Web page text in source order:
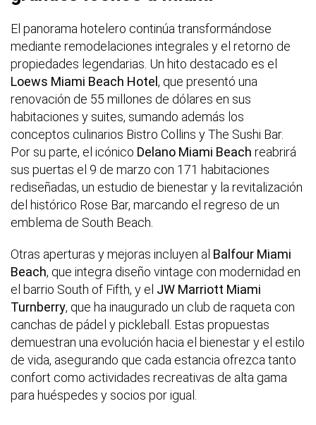
El panorama hotelero continúa transformándose
mediante remodelaciones integrales y el retorno de
propiedades legendarias. Un hito destacado es el
Loews Miami Beach Hotel , que presentó una
renovación de 55 millones de dólares en sus
habitaciones y suites, sumando además los
conceptos culinarios Bistro Collins y The Sushi Bar.
Por su parte, el icónico Delano Miami Beach reabrirá
sus puertas el 9 de marzo con 171 habitaciones
rediseñadas, un estudio de bienestar y la revitalización
del histórico Rose Bar, marcando el regreso de un
emblema de South Beach.
Otras aperturas y mejoras incluyen al Balfour Miami
Beach, que integra diseño vintage con modernidad en
el barrio South of Fifth, y el JW Marriott Miami
Turnberry, que ha inaugurado un club de raqueta con
canchas de pádel y pickleball. Estas propuestas
demuestran una evolución hacia el bienestar y el estilo
de vida, asegurando que cada estancia ofrezca tanto
confort como actividades recreativas de alta gama
para huéspedes y socios por igual.